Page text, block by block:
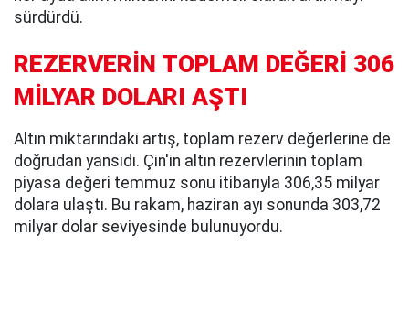
sürdürdü.
REZERVERİN TOPLAM DEĞERİ 306
MİLYAR DOLARI AŞTI
Altın miktarındaki artış, toplam rezerv değerlerine de
doğrudan yansıdı. Çin'in altın rezervlerinin toplam
piyasa değeri temmuz sonu itibarıyla 306,35 milyar
dolara ulaştı. Bu rakam, haziran ayı sonunda 303,72
milyar dolar seviyesinde bulunuyordu.